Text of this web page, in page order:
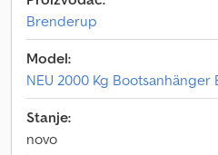
Brenderup
Model:
NEU 2000 Kg Bootsanhänger
Stanje:
novo